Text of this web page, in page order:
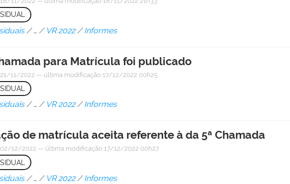
/… / VR 2022 /Informes
para Matrícula foi publicado
21/11/2022 — última modificação 17/12/2022 00h25
/…/ VR 2022 /Informes
de matrícula aceita referente à da 5ª Chamada
02/12/2022 — última modificação 17/12/2022 00h27
/…/ VR 2022 /Informes